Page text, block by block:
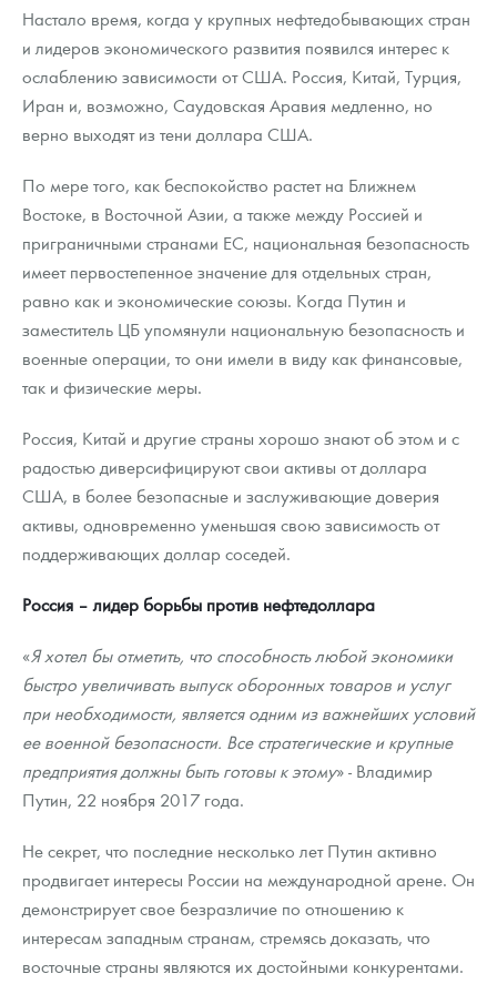
Настало время, когда у крупных нефтедобывающих стран
и лидеров экономического развития появился интерес к
ослаблению зависимости от США. Россия, Китай, Турция,
Иран и, возможно, Саудовская Аравия медленно, но
верно выходят из тени доллара США.
По мере того, как беспокойство растет на Ближнем
Востоке, в Восточной Азии, а также между Россией и
приграничными странами ЕС, национальная безопасность
имеет первостепенное значение для отдельных стран,
равно как и экономические союзы. Когда Путин и
заместитель ЦБ упомянули национальную безопасность и
военные операции, то они имели в виду как финансовые,
так и физические меры.
Россия, Китай и другие страны хорошо знают об этом и с
радостью диверсифицируют свои активы от доллара
США, в более безопасные и заслуживающие доверия
активы, одновременно уменьшая свою зависимость от
поддерживающих доллар соседей.
Россия – лидер борьбы против нефтедоллара
«Я хотел бы отметить, что способность любой экономики
быстро увеличивать выпуск оборонных товаров и услуг
при необходимости, является одним из важнейших условий
ее военной безопасности. Все стратегические и крупные
предприятия должны быть готовы к этому» - Владимир
Путин, 22 ноября 2017 года.
Не секрет, что последние несколько лет Путин активно
продвигает интересы России на международной арене. Он
демонстрирует свое безразличие по отношению к
интересам западным странам, стремясь доказать, что
восточные страны являются их достойными конкурентами.